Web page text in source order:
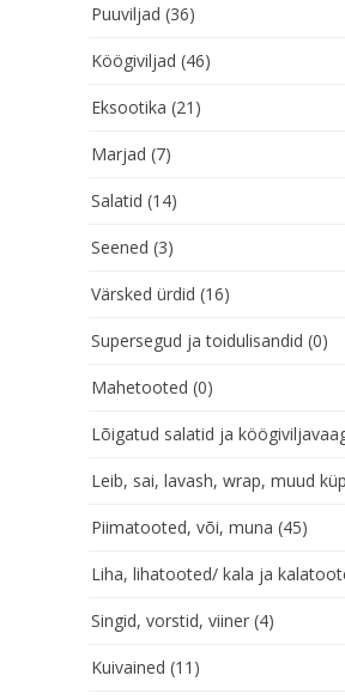
Puuviljad (36)
Köögiviljad (46)
Eksootika (21)
Marjad (7)
Salatid (14)
Seened (3)
Värsked ürdid (16)
Supersegud ja toidulisandid (0)
Mahetooted (0)
Lõigatud salatid ja
Leib, sai, lavash, wrap, muud
Piimatooted, või, muna (45)
Liha, lihatooted/ kala ja
Singid, vorstid, viiner (4)
Kuivained (11)